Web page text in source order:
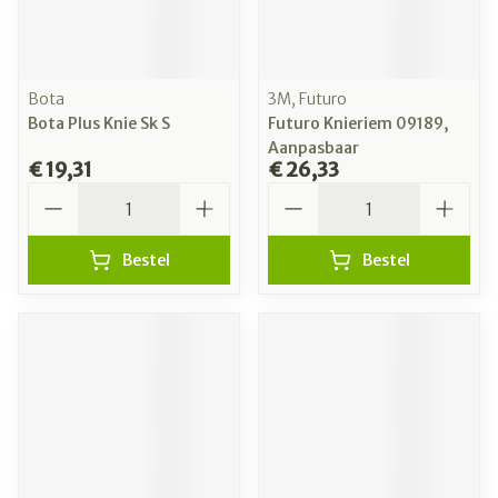
Bota
Bota Plus Knie Sk S
€ 19,31
Bestel
3M, Futuro
Futuro Knieriem 09189,
Aanpasbaar
€ 26,33
Bestel